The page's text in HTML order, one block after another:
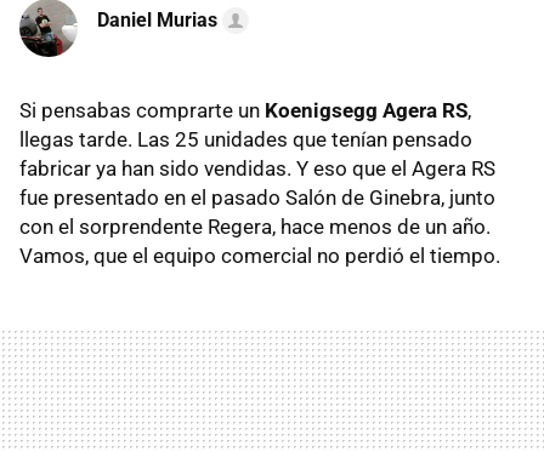
Daniel Murias
Si pensabas comprarte un Koenigsegg Agera RS,
llegas tarde. Las 25 unidades que tenían pensado
fabricar ya han sido vendidas. Y eso que el Agera RS
fue presentado en el pasado Salón de Ginebra, junto
con el sorprendente Regera, hace menos de un año.
Vamos, que el equipo comercial no perdió el tiempo.